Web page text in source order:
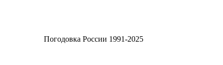
Погодовка России 1991-2025